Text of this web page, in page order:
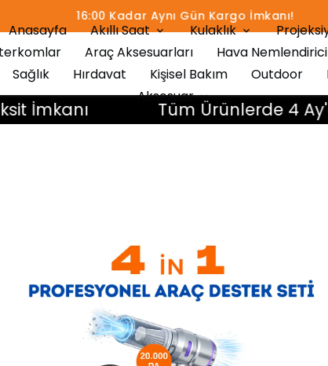
16:00 Kadar Aynı Gün Kargo İmkanı!
Anasayfa Akıllı Saat Kulaklık
Araç Aksesuarları Hava
Sağlık Hırdavat Kişisel Bakım Outdoor
Aksesuar
Tüm Ürünlerde 4 Ay'a